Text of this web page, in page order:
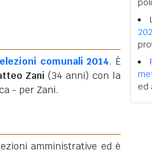
elezioni comunali 2014. È
Zani (34 anni) con la
- per Zani.
amministrative ed è
ed